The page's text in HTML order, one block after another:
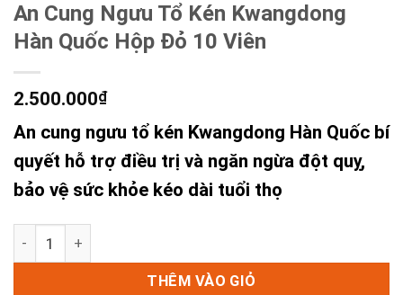
An Cung Ngưu Tổ Kén Kwangdong
Hàn Quốc Hộp Đỏ 10 Viên
2.500.000₫
An cung ngưu tổ kén Kwangdong Hàn Quốc bí
quyết hỗ trợ điều trị và ngăn ngừa đột quỵ,
bảo vệ sức khỏe kéo dài tuổi thọ
THÊM VÀO GIỎ